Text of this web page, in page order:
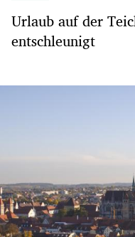
Urlaub auf der
entschleunigt